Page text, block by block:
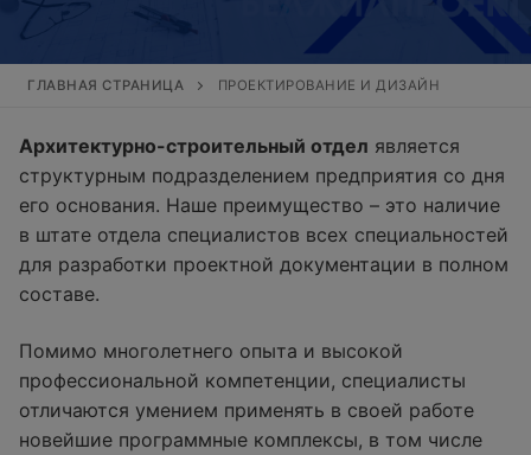
ГЛАВНАЯ СТРАНИЦА ПРОЕКТИРОВАНИЕ И ДИЗАЙН
Архитектурно-строительный отдел является
структурным подразделением предприятия со дня
его основания. Наше преимущество – это наличие
в штате отдела специалистов всех специальностей
для разработки проектной документации в полном
составе.
Помимо многолетнего опыта и высокой
профессиональной компетенции, специалисты
отличаются умением применять в своей работе
новейшие программные комплексы, в том числе